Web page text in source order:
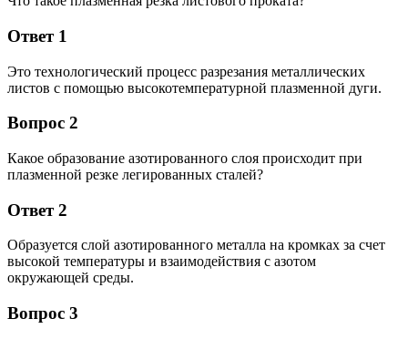
Ответ 1
Это технологический процесс разрезания металлических
листов с помощью высокотемпературной плазменной дуги.
Вопрос 2
Какое образование азотированного слоя происходит при
плазменной резке легированных сталей?
Ответ 2
Образуется слой азотированного металла на кромках за счет
высокой температуры и взаимодействия с азотом
окружающей среды.
Вопрос 3